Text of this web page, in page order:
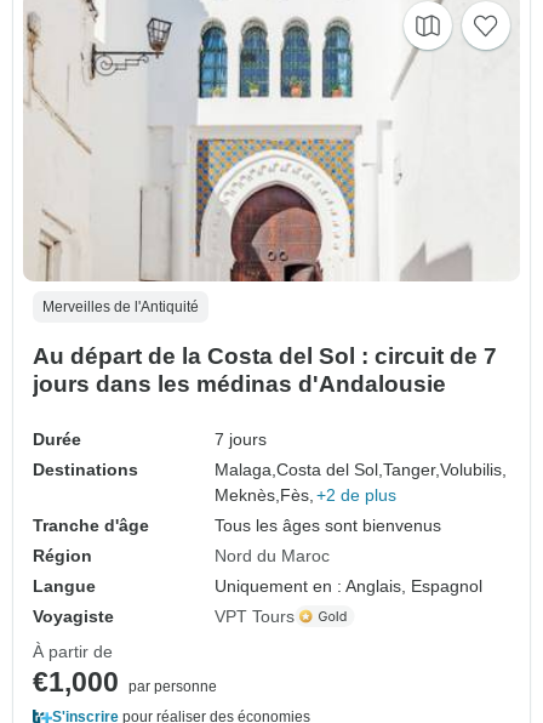
Merveilles de l'Antiquité
Au départ de la Costa del Sol : circuit de 7
jours dans les médinas d'Andalousie
Durée
7 jours
Destinations
Malaga,Costa del Sol,Tanger,Volubilis,
Meknès, Fès, +2 de plus
Tranche d'âge
Tous les âges sont bienvenus
Région
Nord du Maroc
Langue
Uniquement en : Anglais, Espagnol
Voyagiste
VPT Tours
À partir de
€1,000
par personne
S'inscrire pour réaliser des économies